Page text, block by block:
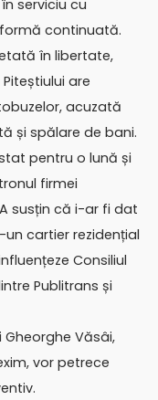
serviciu cu
continuată.
în libertate,
are
acuzată
și spălare de bani.
pentru o lună și
firmei
susțin că i-ar fi dat
cartier rezidențial
Consiliul
Publitrans și
Văsâi,
vor petrece